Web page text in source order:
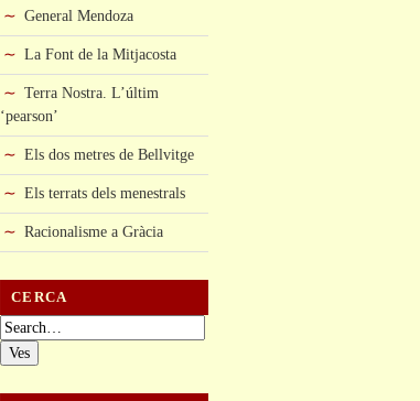
General Mendoza
La Font de la Mitjacosta
Terra Nostra. L’últim
‘pearson’
Els dos metres de Bellvitge
Els terrats dels menestrals
Racionalisme a Gràcia
CERCA
Cerca: